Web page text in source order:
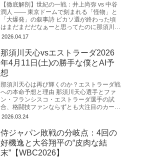
【徹底解剖】世紀の一戦：井上尚弥 vs 中谷
潤人 ―― 東京ドームで刻まれる「怪物」と
「大爆発」の叙事詩 ピカソ選が終わった頃
はまだまだだなぁーと思ってたのに那須川天
心の試合も終わり、マジもうすぐゴングだと
2026.04.17
那須川天心vsエストラーダ2026
年4月11日(土)の勝手な僕とAI予
想
那須川天心は再び輝くのか？エストラーダ戦
への本命予想と理由 那須川天心選手とファ
ン・フランシスコ・エストラーダ選手の試
合、格闘技ファンならずとも大注目のカード
ですね！ 絶対に勝って欲しい。。。 WBC世
2026.03.24
侍ジャパン敗戦の分岐点：4回の
好機逸と大谷翔平の“皮肉な結
末”【WBC2026】